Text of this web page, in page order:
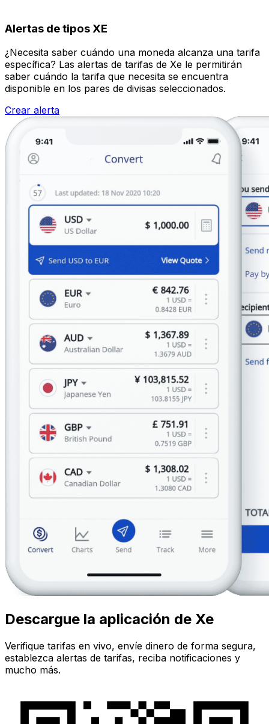
Alertas de tipos XE
¿Necesita saber cuándo una moneda alcanza una tarifa
específica? Las alertas de tarifas de Xe le permitirán
saber cuándo la tarifa que necesita se encuentra
disponible en los pares de divisas seleccionados.
Crear alerta
Descargue la aplicación de Xe
Verifique tarifas en vivo, envíe dinero de forma segura,
establezca alertas de tarifas, reciba notificaciones y
mucho más.